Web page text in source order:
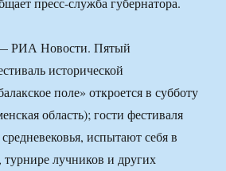
Новости. Пятый
исторической
поле» откроется в субботу
область); гости фестиваля
испытают себя в
турнире лучников и других